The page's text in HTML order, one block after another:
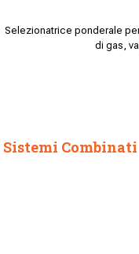
Selezionatrice ponderale
di gas,
Sistemi Combinati